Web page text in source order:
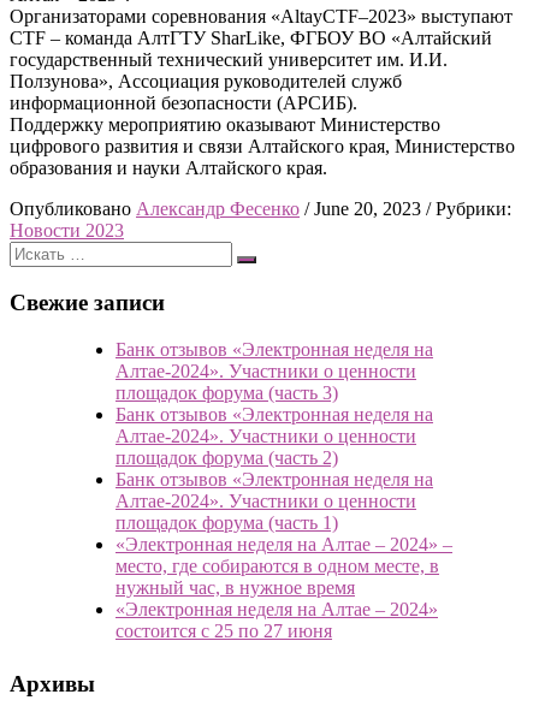
Организаторами соревнования «AltayCTF–2023» выступают
CTF – команда АлтГТУ SharLike, ФГБОУ ВО «Алтайский
государственный технический университет им. И.И.
Ползунова», Ассоциация руководителей служб
информационной безопасности (АРСИБ).
Поддержку мероприятию оказывают Министерство
цифрового развития и связи Алтайского края, Министерство
образования и науки Алтайского края.
Опубликовано Александр Фесенко / June 20, 2023 / Рубрики:
Новости 2023
Свежие записи
Банк отзывов «Электронная неделя на
Алтае-2024». Участники о ценности
площадок форума (часть 3)
Банк отзывов «Электронная неделя на
Алтае-2024». Участники о ценности
площадок форума (часть 2)
Банк отзывов «Электронная неделя на
Алтае-2024». Участники о ценности
площадок форума (часть 1)
«Электронная неделя на Алтае – 2024» –
место, где собираются в одном месте, в
нужный час, в нужное время
«Электронная неделя на Алтае – 2024»
состоится с 25 по 27 июня
Архивы